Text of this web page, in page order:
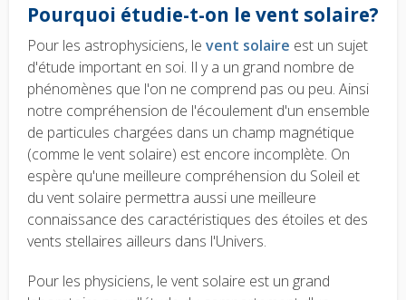
Pourquoi étudie-t-on le vent solaire?
Pour les astrophysiciens, le vent solaire est un sujet
d'étude important en soi. Il y a un grand nombre de
phénomènes que l'on ne comprend pas ou peu. Ainsi
notre compréhension de l'écoulement d'un ensemble
de particules chargées dans un champ magnétique
(comme le vent solaire) est encore incomplète. On
espère qu'une meilleure compréhension du Soleil et
du vent solaire permettra aussi une meilleure
connaissance des caractéristiques des étoiles et des
vents stellaires ailleurs dans l'Univers.
Pour les physiciens, le vent solaire est un grand